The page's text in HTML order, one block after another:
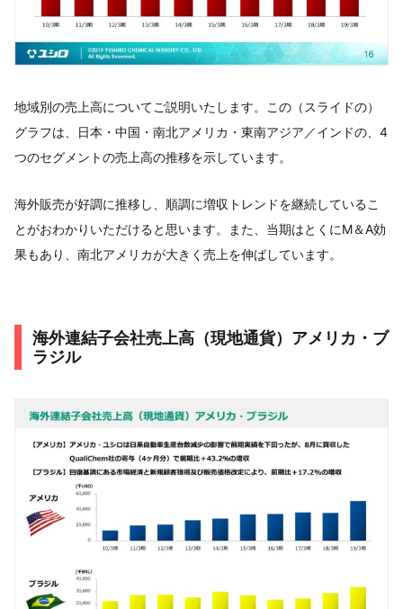
地域別の売上高についてご説明いたします。この（スライドの）
グラフは、日本・中国・南北アメリカ・東南アジア／インドの、4
つのセグメントの売上高の推移を示しています。
海外販売が好調に推移し、順調に増収トレンドを継続しているこ
とがおわかりいただけると思います。また、当期はとくにM＆A効
果もあり、南北アメリカが大きく売上を伸ばしています。
海外連結子会社売上高（現地通貨）アメリカ・ブ
ラジル